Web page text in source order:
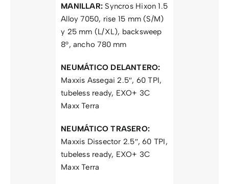
MANILLAR: Syncros Hixon 1.5
Alloy 7050, rise 15 mm (S/M)
y 25 mm (L/XL), backsweep
8°, ancho 780 mm
NEUMÁTICO DELANTERO:
Maxxis Assegai 2.5″, 60 TPI,
tubeless ready, EXO+ 3C
Maxx Terra
NEUMÁTICO TRASERO:
Maxxis Dissector 2.5″, 60 TPI,
tubeless ready, EXO+ 3C
Maxx Terra